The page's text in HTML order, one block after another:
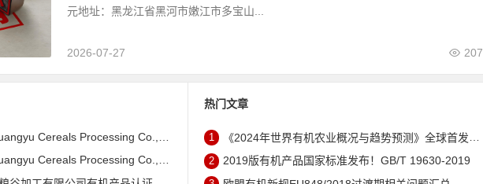
元地址：黑龙江省黑河市嫩江市多宝山...
2026-07-27 207
Co., Ltd.(大连广宇粮谷加工有限公司)JAS有机产品认证证书的公告
Co., Ltd.(大连广宇粮谷加工有限公司)JAS有机产品认证证书的公告
热门文章
1 《2024年世界有机农业概况与趋势预测》全球首发 – 中国有机市场规模跻身世界第三
2 2019版有机产品国家标准发布！GB/T 19630-2019